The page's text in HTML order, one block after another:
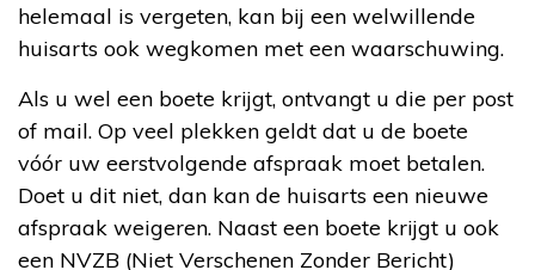
helemaal is vergeten, kan bij een welwillende
huisarts ook wegkomen met een waarschuwing.
Als u wel een boete krijgt, ontvangt u die per post
of mail. Op veel plekken geldt dat u de boete
vóór uw eerstvolgende afspraak moet betalen.
Doet u dit niet, dan kan de huisarts een nieuwe
afspraak weigeren. Naast een boete krijgt u ook
een NVZB (Niet Verschenen Zonder Bericht)